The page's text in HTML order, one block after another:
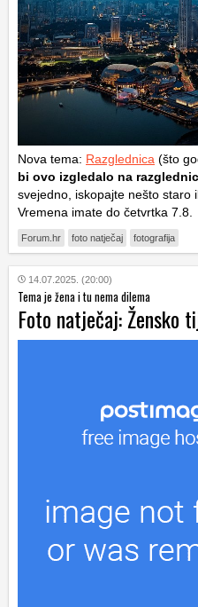
Nova tema: Razglednica (što
bi ovo izgledalo na
svejedno, iskopajte nešto
Vremena imate do četvrtka 7.8.
Forum.hr foto natječaj fotografija
14.07.2025. (20:00)
Tema je žena i tu nema dilema
Foto natječaj: Žensko